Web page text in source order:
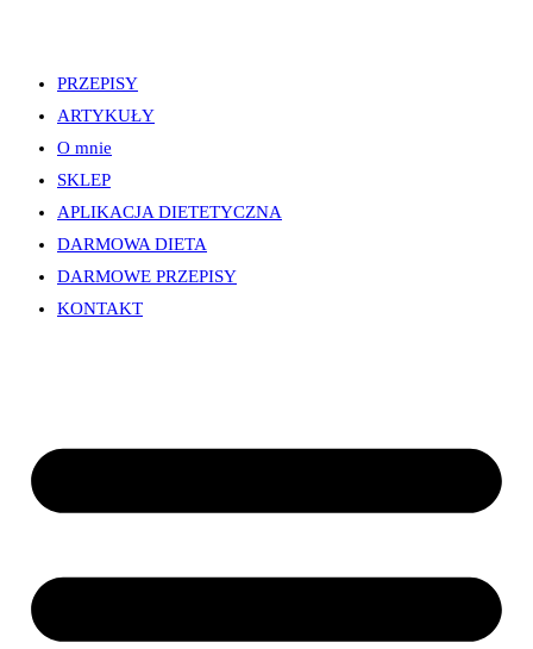
PRZEPISY
ARTYKUŁY
O mnie
SKLEP
APLIKACJA DIETETYCZNA
DARMOWA DIETA
DARMOWE PRZEPISY
KONTAKT